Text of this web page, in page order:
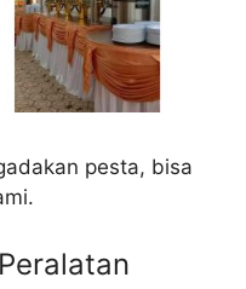
pesta, bisa